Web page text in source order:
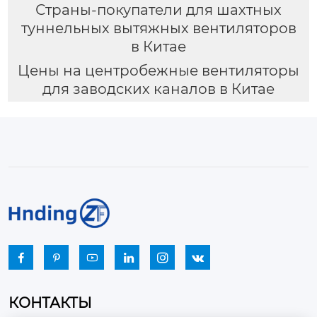
Страны-покупатели для шахтных
туннельных вытяжных вентиляторов
в Китае
Цены на центробежные вентиляторы
для заводских каналов в Китае
     
КОНТАКТЫ